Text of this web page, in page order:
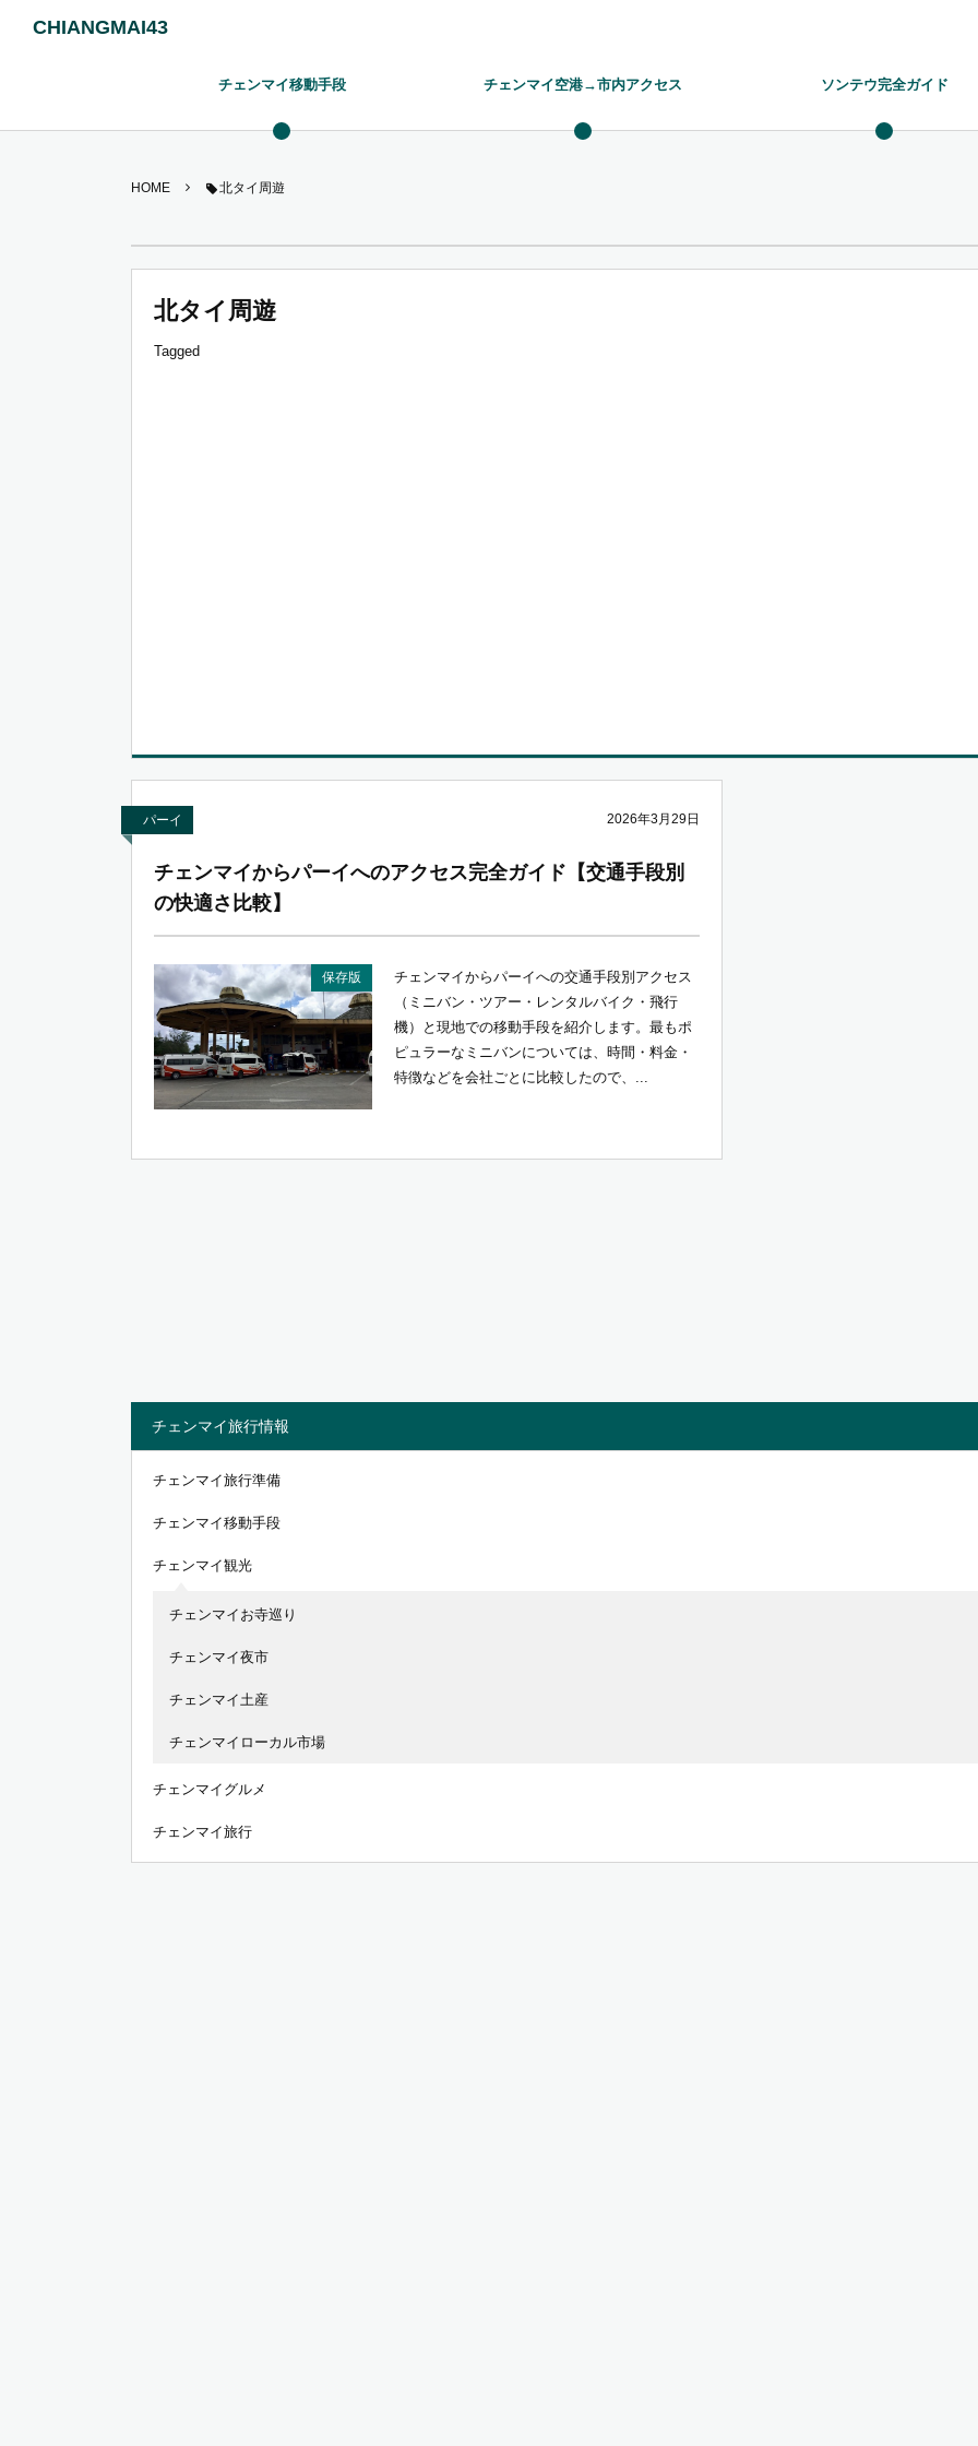
CHIANGMAI43
チェンマイ移動手段 チェンマイ空港→市内アクセス ソンテウ完全ガイド
HOME 北タイ周遊
北タイ周遊
Tagged
パーイ 2026年3月29日
チェンマイからパーイへのアクセス完全ガイド【交通手段別
の快適さ比較】
保存版
チェンマイからパーイへの交通手段別アクセス
（ミニバン・ツアー・レンタルバイク・飛行
機）と現地での移動手段を紹介します。最もポ
ピュラーなミニバンについては、時間・料金・
特徴などを会社ごとに比較したので、...
チェンマイ旅行情報
チェンマイ旅行準備
チェンマイ移動手段
チェンマイ観光
チェンマイお寺巡り
チェンマイ夜市
チェンマイ土産
チェンマイローカル市場
チェンマイグルメ
チェンマイ旅行